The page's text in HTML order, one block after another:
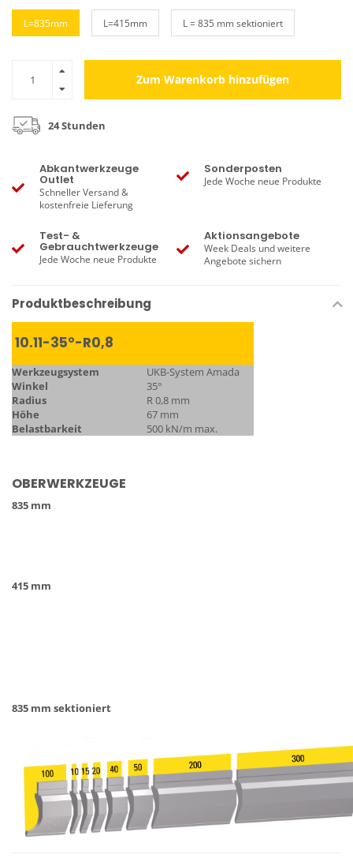
L=835mm L=415mm L = 835 mm sektioniert
Zum Warenkorb hinzufügen
24 Stunden
Abkantwerkzeuge
Outlet
Schneller Versand &
kostenfreie Lieferung
Sonderposten
Jede Woche neue Produkte
Test- &
Gebrauchtwerkzeuge
Jede Woche neue Produkte
Aktionsangebote
Week Deals und weitere
Angebote sichern
Produktbeschreibung
10.11-35°-R0,8
Werkzeugsystem
UKB-System Amada
Winkel
35°
Radius
R 0,8 mm
Höhe
67 mm
Belastbarkeit
500 kN/m max.
OBERWERKZEUGE
835 mm
415 mm
835 mm sektioniert